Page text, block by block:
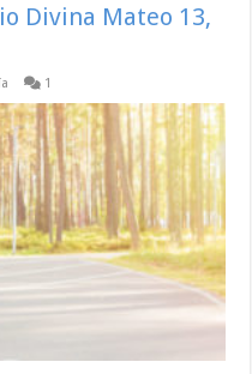
Divina Mateo 13,
1